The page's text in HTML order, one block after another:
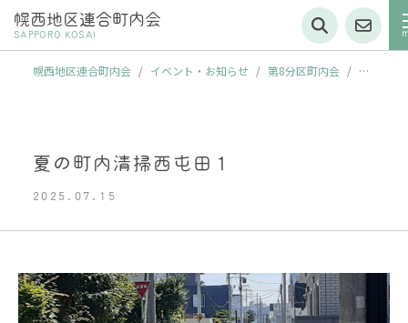
幌西地区連合町内会
SAPPORO KOSAI
幌西地区連合町内会 / イベント・お知らせ / 第8分区町内会 / 夏
夏の町内清掃西屯田１
2025.07.15